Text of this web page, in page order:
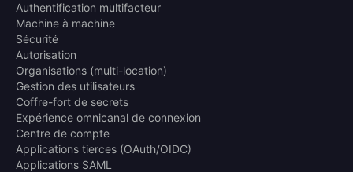
Authentification multifacteur
Machine à machine
Sécurité
Autorisation
Organisations (multi-location)
Gestion des utilisateurs
Coffre-fort de secrets
Expérience omnicanal de connexion
Centre de compte
Applications tierces (OAuth/OIDC)
Applications SAML